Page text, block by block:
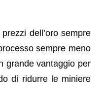
dell’oro sempre
sempre meno
grande vantaggio per
di ridurre le miniere